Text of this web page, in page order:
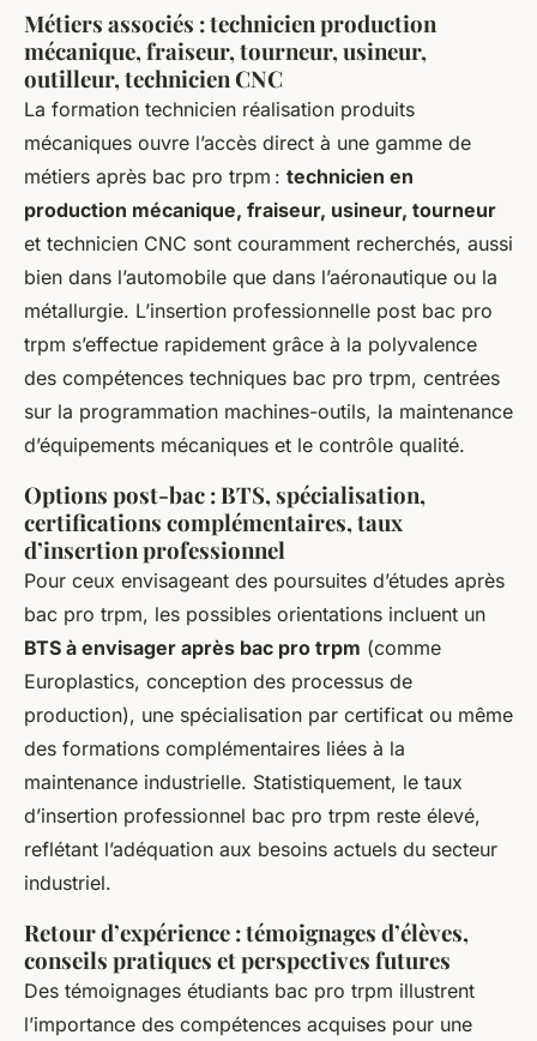
Métiers associés : technicien production
mécanique, fraiseur, tourneur, usineur,
outilleur, technicien CNC
La formation technicien réalisation produits
mécaniques ouvre l’accès direct à une gamme de
métiers après bac pro trpm : technicien en
production mécanique, fraiseur, usineur, tourneur
et technicien CNC sont couramment recherchés, aussi
bien dans l’automobile que dans l’aéronautique ou la
métallurgie. L’insertion professionnelle post bac pro
trpm s’effectue rapidement grâce à la polyvalence
des compétences techniques bac pro trpm, centrées
sur la programmation machines-outils, la maintenance
d’équipements mécaniques et le contrôle qualité.
Options post-bac : BTS, spécialisation,
certifications complémentaires, taux
d’insertion professionnel
Pour ceux envisageant des poursuites d’études après
bac pro trpm, les possibles orientations incluent un
BTS à envisager après bac pro trpm (comme
Europlastics, conception des processus de
production), une spécialisation par certificat ou même
des formations complémentaires liées à la
maintenance industrielle. Statistiquement, le taux
d’insertion professionnel bac pro trpm reste élevé,
reflétant l’adéquation aux besoins actuels du secteur
industriel.
Retour d’expérience : témoignages d’élèves,
conseils pratiques et perspectives futures
Des témoignages étudiants bac pro trpm illustrent
l’importance des compétences acquises pour une